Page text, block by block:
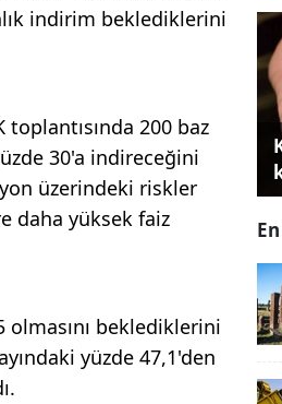
indirim beklediklerini
200 baz
30'a indireceğini
üzerindeki riskler
daha yüksek faiz
olmasını beklediklerini
yüzde 47,1'den